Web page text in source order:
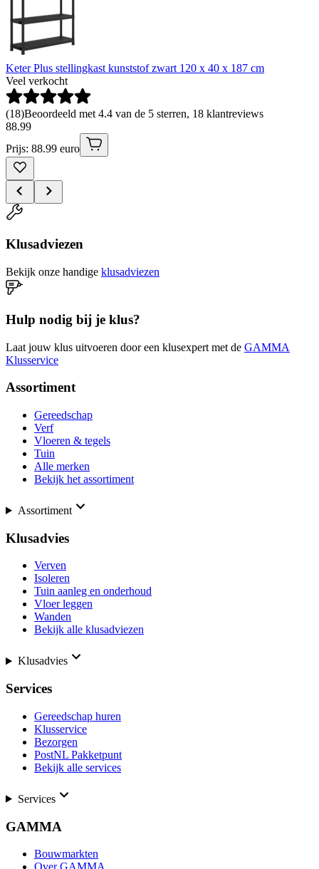
Keter Plus stellingkast kunststof zwart 120 x 40 x 187 cm
Veel verkocht
(18)Beoordeeld met 4.4 van de 5 sterren, 18 klantreviews
88.99
Prijs: 88.99 euro
Klusadviezen
Bekijk onze handige klusadviezen
Hulp nodig bij je klus?
Laat jouw klus uitvoeren door een klusexpert met de GAMMA
Klusservice
Assortiment
Gereedschap
Verf
Vloeren & tegels
Tuin
Alle merken
Bekijk het assortiment
Assortiment
Klusadvies
Verven
Isoleren
Tuin aanleg en onderhoud
Vloer leggen
Wanden
Bekijk alle klusadviezen
Klusadvies
Services
Gereedschap huren
Klusservice
Bezorgen
PostNL Pakketpunt
Bekijk alle services
Services
GAMMA
Bouwmarkten